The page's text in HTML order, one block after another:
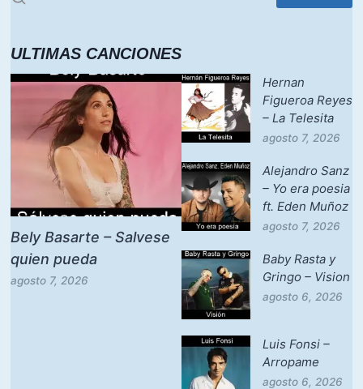
ULTIMAS CANCIONES
Bely Basarte – Salvese
quien pueda
agosto 7, 2026
Hernan
Figueroa Reyes
– La Telesita
agosto 7, 2026
Alejandro Sanz
– Yo era poesia
ft. Eden Muñoz
agosto 7, 2026
Baby Rasta y
Gringo – Vision
agosto 6, 2026
Luis Fonsi –
Arropame
agosto 6, 2026